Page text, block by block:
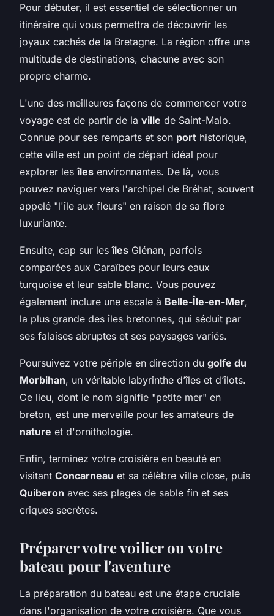
Pour débuter, il est essentiel de sélectionner un
itinéraire qui vous permettra de découvrir les
joyaux cachés de la Bretagne. La région offre une
multitude de destinations, chacune avec son
propre charme.
L'une des meilleures façons de commencer votre
voyage est de partir de la ville de Saint-Malo.
Connue pour ses remparts et son port historique,
cette ville est un point de départ idéal pour
explorer lesîles environnantes. De là, vous
pouvez naviguer vers l'archipel de Bréhat, souvent
appelé "l'île aux fleurs" en raison de sa flore
luxuriante.
Ensuite, cap sur lesîles Glénan, parfois
comparées aux Caraïbes pour leurs eaux
turquoise et leur sable blanc. Vous pouvez
également inclure une escale à Belle-Île-en-Mer,
la plus grande des îles bretonnes, qui séduit par
ses falaises abruptes et ses paysages variés.
Poursuivez votre périple en direction du golfe du
Morbihan, un véritable labyrinthe d’îles et d’îlots.
Ce lieu, dont le nom signifie "petite mer" en
breton, est une merveille pour les amateurs de
nature et d'ornithologie.
Enfin, terminez votre croisière en beauté en
visitant Concarneau et sa célèbre ville close, puis
Quiberon avec ses plages de sable fin et ses
criques secrètes.
Préparer votrevoilierou votre
bateau pour l'aventure
La préparation du bateau est une étape cruciale
dans l'organisation de votre croisière. Que vous